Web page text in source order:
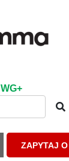
WG+
ZAPYTAJ